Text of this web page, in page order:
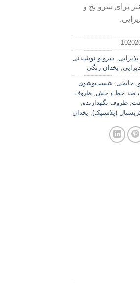
برای سرو یخ و
, سرو و نوشیدنی
, یخدان رنگی
, جایخی, شست‌وشوی
ضد خط و خش, ظروف
,ظروف نگهدارنده,
(پلاستیک), یخدان